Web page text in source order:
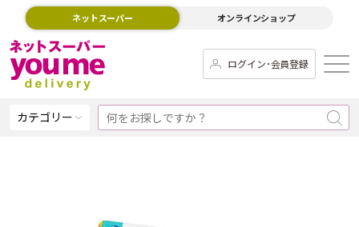
ネットスーパー オンラインショップ
ログイン･会員登録
カテゴリー